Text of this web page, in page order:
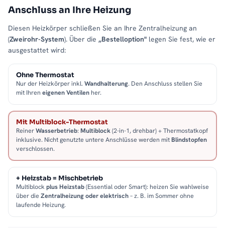
Anschluss an Ihre Heizung
Diesen Heizkörper schließen Sie an Ihre Zentralheizung an
(Zweirohr-System). Über die „Bestelloption" legen Sie fest, wie er
ausgestattet wird:
Ohne Thermostat
Nur der Heizkörper inkl. Wandhalterung. Den Anschluss stellen Sie
mit Ihren eigenen Ventilen her.
Mit Multiblock-Thermostat
ReinerWasserbetrieb: Multiblock(2-in-1, drehbar) + Thermostatkopf
inklusive. Nicht genutzte untere Anschlüsse werden mitBlindstopfen
verschlossen.
+ Heizstab = Mischbetrieb
Multiblock plus Heizstab(Essential oder Smart): heizen Sie wahlweise
über die Zentralheizung oder elektrisch– z. B. im Sommer ohne
laufende Heizung.